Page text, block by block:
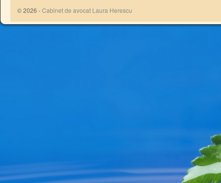
© 2026 -Cabinet de avocat Laura Herescu